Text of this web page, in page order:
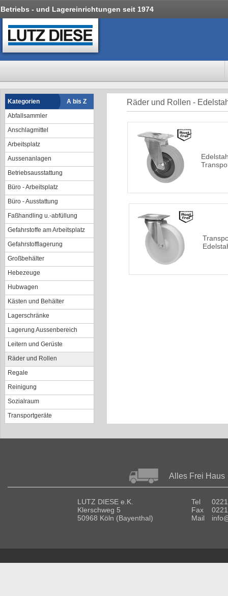
Betriebs - und Lagereinrichtungen seit 1974
Kategorien
A bis Z
Abfallsammler
Anschlagmittel
Arbeitsplatz
Aussenanlagen
Betriebsausstattung
Büro - Arbeitsplatz
Büro - Ausstattung
Faßhandling u.-abfüllung
Gefahrstoffe am Arbeitsplatz
Gefahrstofflagerung
Großbehälter
Hebezeuge
Hubwagen
Kästen und Behälter
Lagerschränke
Lagerung Aussenbereich
Leitern und Gerüste
Räder und Rollen
Regale
Reinigung
Sozialraum
Transportgeräte
Räder und Rollen -
Alles Frei Haus
LUTZ DIESE e.K.
Klerschweg 5
50968 Köln (Bayenthal)
Tel
Fax
Mail